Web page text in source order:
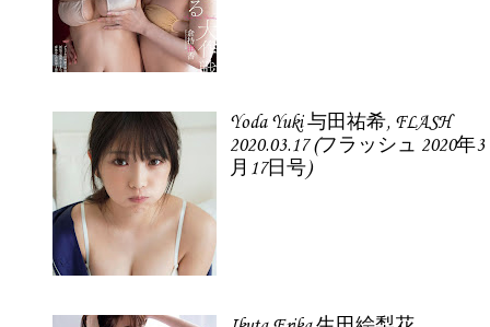
Yoda Yuki 与田祐希, FLASH
2020.03.17 (フラッシュ 2020年3
月17日号)